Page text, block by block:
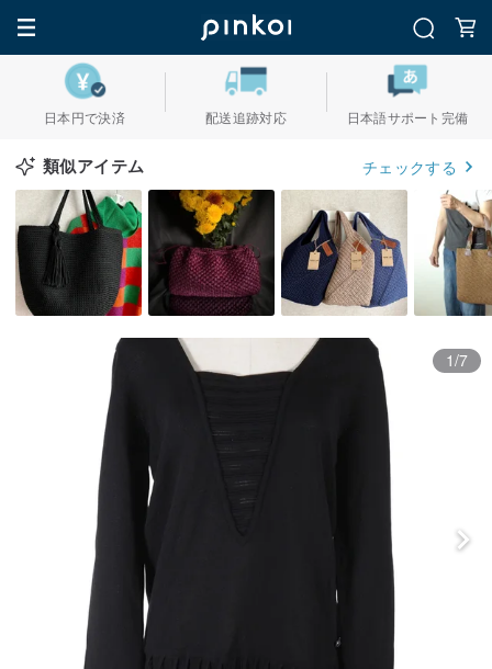
日本円で決済 配送追跡対応 日本語サポート完備
類似アイテム チェックする
1/7